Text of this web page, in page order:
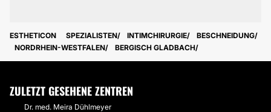
ESTHETICON SPEZIALISTEN INTIMCHIRURGIE
BESCHNEIDUNG
NORDRHEIN-WESTFALEN
BERGISCH GLADBACH
ZULETZT GESEHENE ZENTREN
Dr. med. Meira Dühlmeyer